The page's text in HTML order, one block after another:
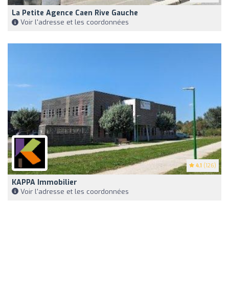
La Petite Agence Caen Rive Gauche
Voir l'adresse et les coordonnées
4.1 (126)
KAPPA Immobilier
Voir l'adresse et les coordonnées